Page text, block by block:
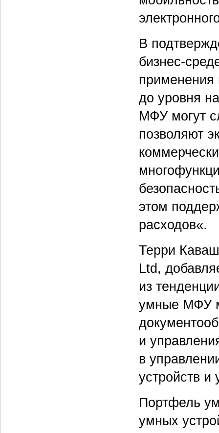
В
бизнес-
применения
до уровня
МФУ могут
позволяют
этом
расходов«.
Терри
Ltd,
из
умные МФУ
и
в
устройств и
Портфель
умных